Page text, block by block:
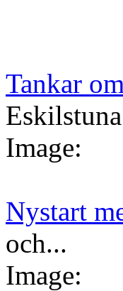
Tankar
Image:
Nystart
och...
Image: